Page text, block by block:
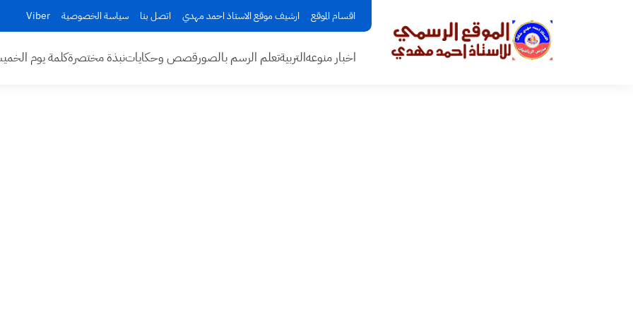
اقسام الموقع ارشيف موقع الاستاذ احمد مهدي اتصل بنا سياسة الخصوصية Viber
اخبار منوعهالتربيةتعلم الرسم بالصورقصص وحكاياتنبذة مختصرةكلمة يوم